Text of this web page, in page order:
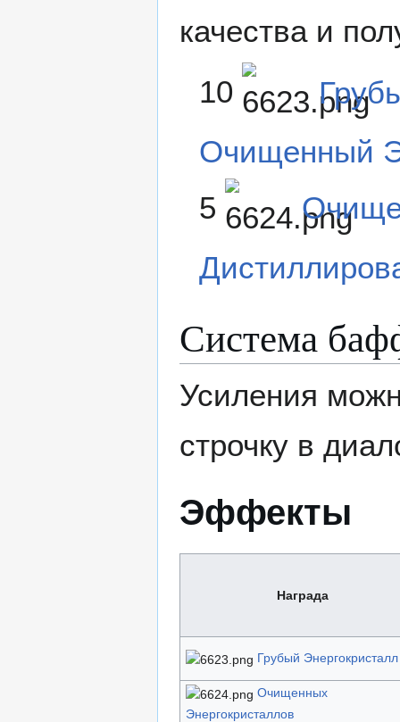
качества и
10
Очищенный
5
Система
Усиления
строчку в
Эффекты
Награда
Грубый Энергокристалл
Очищенных
Энергокристаллов